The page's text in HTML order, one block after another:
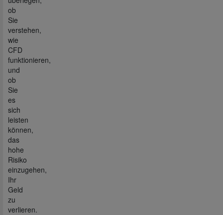
ob
Sie
verstehen,
wie
CFD
funktionieren,
und
ob
Sie
es
sich
leisten
können,
das
hohe
Risiko
einzugehen,
Ihr
Geld
zu
verlieren.